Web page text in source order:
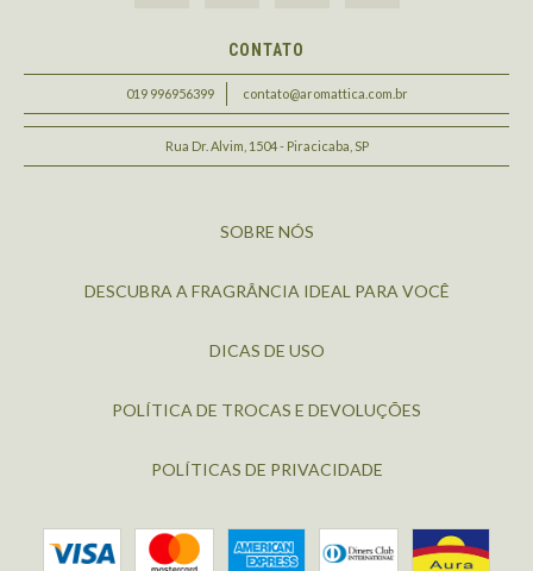
CONTATO
019 996956399 contato@aromattica.com.br
Rua Dr. Alvim, 1504 - Piracicaba, SP
SOBRE NÓS
DESCUBRA A FRAGRÂNCIA IDEAL PARA VOCÊ
DICAS DE USO
POLÍTICA DE TROCAS E DEVOLUÇÕES
POLÍTICAS DE PRIVACIDADE